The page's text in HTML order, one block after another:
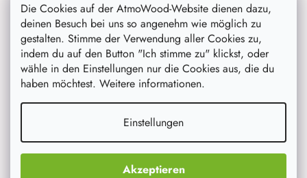
Die Cookies auf der AtmoWood-Website dienen dazu,
deinen Besuch bei uns so angenehm wie möglich zu
gestalten. Stimme der Verwendung aller Cookies zu,
indem du auf den Button "Ich stimme zu" klickst, oder
wähle in den Einstellungen nur die Cookies aus, die du
haben möchtest. Weitere informationen.
Einstellungen
Akzeptieren
Blog
Inspiration